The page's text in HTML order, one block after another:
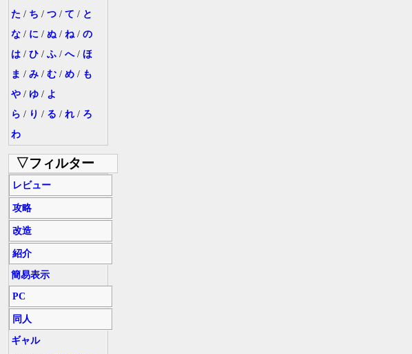
た / ち / つ / て / と
な / に / ぬ / ね/ の
は / ひ / ふ / へ/ ほ
ま / み / む / め / も
や / ゆ / よ
ら / り / る / れ / ろ
わ
▽フィルター
レビュー
攻略
改造
紹介
簡易表示
PC
同人
ギャル